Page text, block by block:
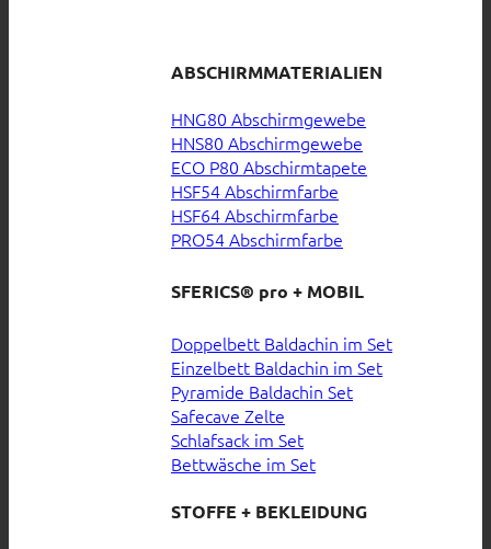
ABSCHIRMMATERIALIEN
HNG80 Abschirmgewebe
HNS80 Abschirmgewebe
ECO P80 Abschirmtapete
HSF54 Abschirmfarbe
HSF64 Abschirmfarbe
PRO54 Abschirmfarbe
SFERICS® pro + MOBIL
Doppelbett Baldachin im Set
Einzelbett Baldachin im Set
Pyramide Baldachin Set
Safecave Zelte
Schlafsack im Set
Bettwäsche im Set
STOFFE + BEKLEIDUNG